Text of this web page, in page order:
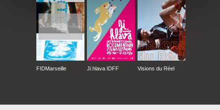
FIDMarseille Ji.hlava IDFF Visions du Réel